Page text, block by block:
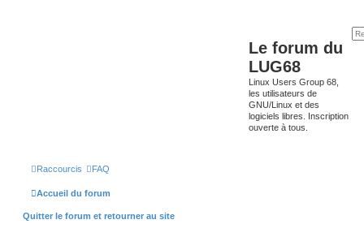
Le forum du
LUG68
Linux Users Group 68,
les utilisateurs de
GNU/Linux et des
logiciels libres. Inscription
ouverte à tous.
Raccourcis FAQ
Accueil du forum
Quitter le forum et retourner au site